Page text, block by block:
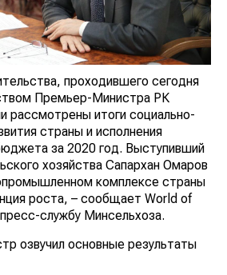
проходившего сегодня
Премьер-Министра РК
рассмотрены итоги социально-
страны и исполнения
за 2020 год. Выступивший
хозяйства Сапархан Омаров
комплексе страны
роста, – сообщает World of
службу Минсельхоза.
озвучил основные результаты